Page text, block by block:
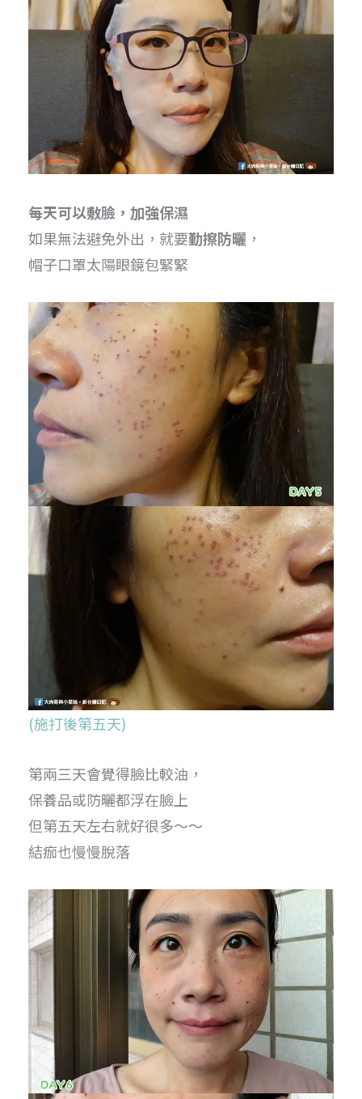
每天可以敷臉，加強保濕
如果無法避免外出，就要勤擦防曬 ，
帽子口罩太陽眼鏡包緊緊
(施打後第五天)
第兩三天會覺得臉比較油，
保養品或防曬都浮在臉上
但第五天左右就好很多～～
結痂也慢慢脫落